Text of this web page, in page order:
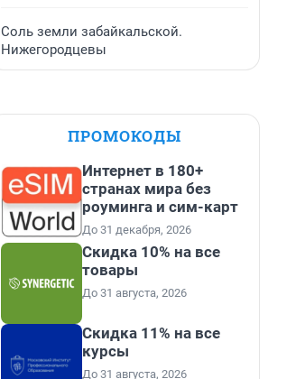
Соль земли забайкальской.
Нижегородцевы
ПРОМОКОДЫ
Интернет в 180+
странах мира без
роуминга и сим-карт
До 31 декабря, 2026
Скидка 10% на все
товары
До 31 августа, 2026
Скидка 11% на все
курсы
До 31 августа, 2026